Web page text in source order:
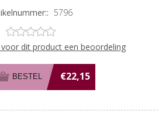
5796
dit product een beoordeling
€22,15